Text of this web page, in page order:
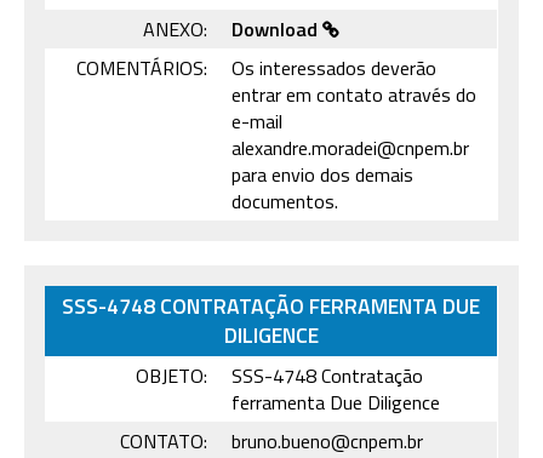
ANEXO:
Download
COMENTÁRIOS:
Os interessados deverão
entrar em contato através do
e-mail
alexandre.moradei@cnpem.br
para envio dos demais
documentos.
SSS-4748 CONTRATAÇÃO FERRAMENTA DUE
DILIGENCE
OBJETO:
SSS-4748 Contratação
ferramenta Due Diligence
CONTATO:
bruno.bueno@cnpem.br